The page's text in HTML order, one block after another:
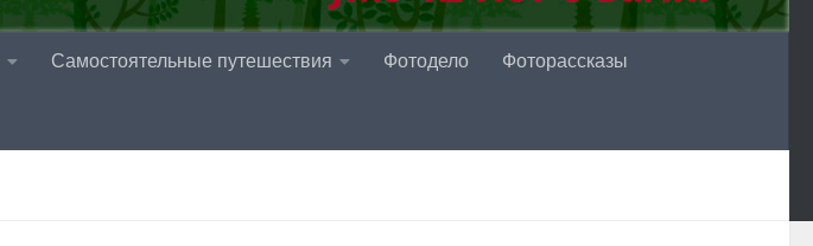
Самостоятельные путешествия Фотодело Фоторассказы